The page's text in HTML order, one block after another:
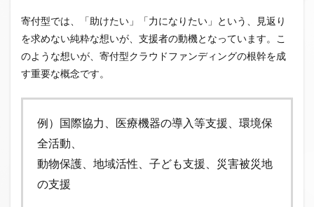
寄付型では、「 助けたい」「力になりたい 」という、見返り
を求めない純粋な想いが、支援者の動機となっています。こ
のような想いが、寄付型クラウドファンディングの根幹を成
す重要な概念です。
例）国際協力、医療機器の導入等支援、環境保
全活動、
動物保護、地域活性、子ども支援、災害被災地
の支援